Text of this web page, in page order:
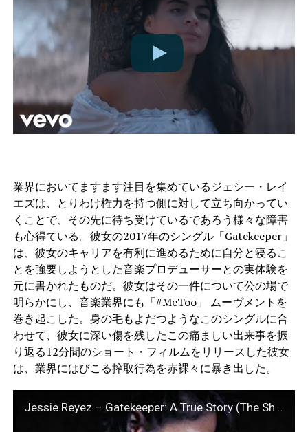
業界においてますます注目を集めているジェシー・レイ
エズは、とりわけ権力を持つ側に対して立ち向かってい
くことで、その先に待ち受けているであろう様々な障害
も心得ている。彼女の2017年のシングル「Gatekeeper」
は、彼女のキャリアを有利に進めるために自分と寝るこ
とを強要しようとした音楽プロデューサーとの実体験を
元に書かれたものだ。彼女はその一件について公の場で
明らかにし、音楽業界にも「#MeToo」 ムーヴメントを
巻き起こした。身の毛もよだつようなこのシングルに合
わせて、彼女に深い傷を残したこの痛ましい出来事を振
り返る12分間のショート・フィルムをリリースした彼女
は、業界にはびこる搾取行為を赤裸々に暴き出した。
Jessie Reyez – Gatekeeper: A True Story (The Short film)